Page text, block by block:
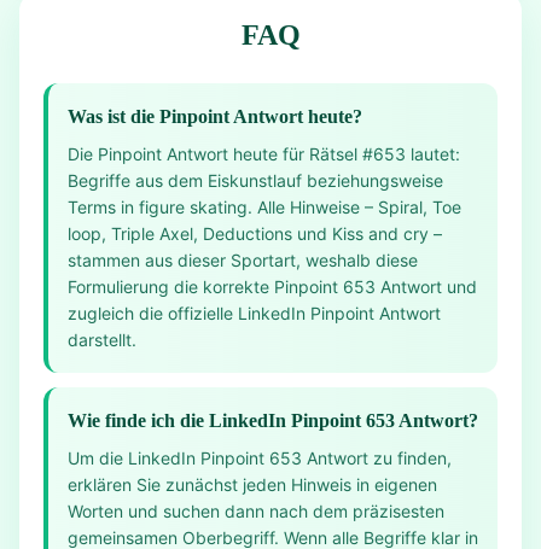
FAQ
Was ist die Pinpoint Antwort heute?
Die Pinpoint Antwort heute für Rätsel #653 lautet:
Begriffe aus dem Eiskunstlauf beziehungsweise
Terms in figure skating. Alle Hinweise – Spiral, Toe
loop, Triple Axel, Deductions und Kiss and cry –
stammen aus dieser Sportart, weshalb diese
Formulierung die korrekte Pinpoint 653 Antwort und
zugleich die offizielle LinkedIn Pinpoint Antwort
darstellt.
Wie finde ich die LinkedIn Pinpoint 653 Antwort?
Um die LinkedIn Pinpoint 653 Antwort zu finden,
erklären Sie zunächst jeden Hinweis in eigenen
Worten und suchen dann nach dem präzisesten
gemeinsamen Oberbegriff. Wenn alle Begriffe klar in